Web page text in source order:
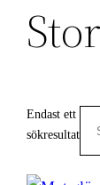
Endast ett
sökresultat